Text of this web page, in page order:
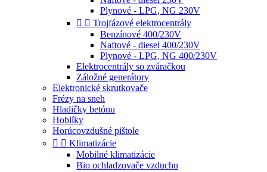
Plynové - LPG, NG 230V
  Trojfázové elektrocentrály
Benzínové 400/230V
Naftové - diesel 400/230V
Plynové - LPG, NG 400/230V
Elektrocentrály so zváračkou
Záložné generátory
Elektronické skrutkovače
Frézy na sneh
Hladičky betónu
Hoblíky
Horúcovzdušné pištole
  Klimatizácie
Mobilné klimatizácie
Bio ochladzovače vzduchu